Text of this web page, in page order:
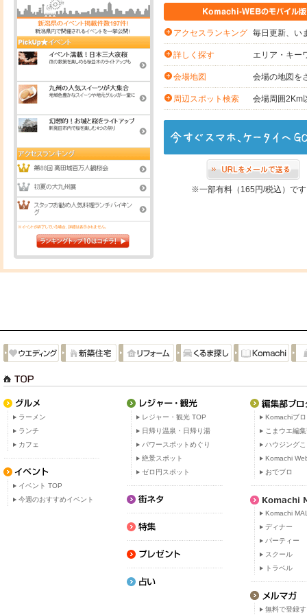
アクセスランキング 毎日更新、い
詳しく探す エリア・キー
会場地図 会場の地図を
周辺スポット検索 会場周囲2Km
※一部有料（165円/税込）で
ラーメン
ランチ
カフェ
イベント TOP
今週のおすすめイベント
レジャー・観光 TOP
日帰り温泉・日帰り湯
パワースポットめぐり
絶景スポット
ゼロ円スポット
Komachiブ
こまウエ編
ハウジング
Komachi
おでブロ
Komachi
ディナー
パーティー
スクール
トラベル
無料で登録